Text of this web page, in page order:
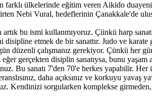
ülkelerinde eğitim veren Aikido
Nebi Vural, hedeflerinin Çanakkale'de
bu ismi kullanmıyoruz. Çünkü harp
etmek de bir sanattır. Judo ve
düzenli çalışmanız gerekiyor. Çünkü her
gerçekten disiplin sanatıysa, bunu
Bu sanatı 7'den 70'e herkes yapabilir.
daha açıksınız ve korkuyu
Kendinizi sorgularken komplekse